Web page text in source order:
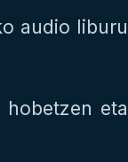
audio liburu
eta